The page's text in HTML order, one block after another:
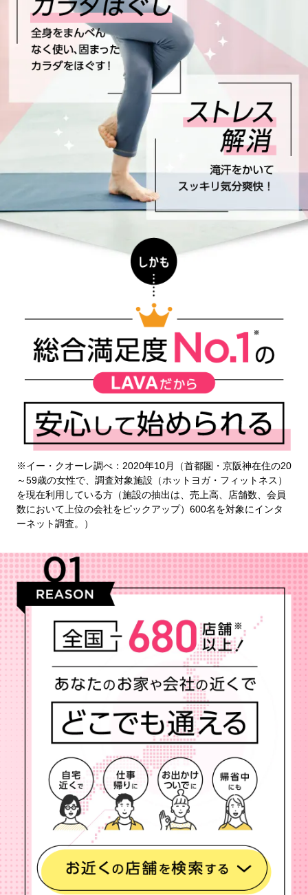
※イー・クオーレ調べ：2020年10月（首都圏・京阪神在住の20
～59歳の女性で、調査対象施設（ホットヨガ・フィットネス）
を現在利用している方（施設の抽出は、売上高、店舗数、会員
数において上位の会社をピックアップ）600名を対象にインタ
ーネット調査。）